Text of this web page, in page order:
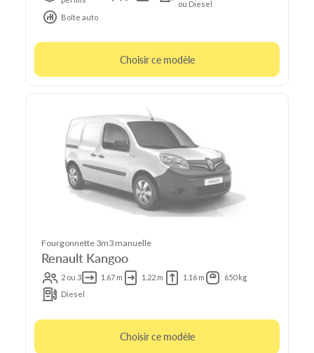
ou Diesel
Boîte auto
Choisir ce modèle
Fourgonnette 3m3 manuelle
Renault Kangoo
2 ou 3 1.67 m 1.22 m 1.16 m
650 kg
Diesel
Choisir ce modèle